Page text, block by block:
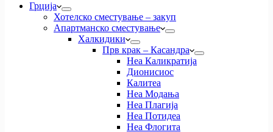
Грција
Хотелско сместување – закуп
Апартманско сместување
Халкидики
Прв крак – Касандра
Неа Каликратија
Дионисиос
Калитеа
Неа Модања
Неа Плагија
Неа Потидеа
Неа Флогита